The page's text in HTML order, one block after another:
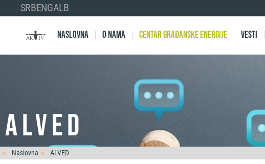
SRBENGALB
Naslovna O nama Centar Građanske Energije Vesti
ALVED
Naslovna ALVED